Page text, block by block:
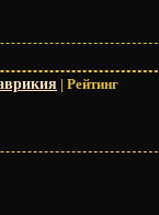
| Рейтинг